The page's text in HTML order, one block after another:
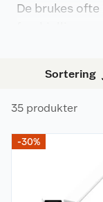
De brukes
finisher for å
som gjør
tillegg til
Sortering
35 produkter
-30%